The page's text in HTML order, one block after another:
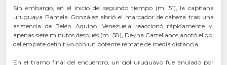
Sin embargo, en el inicio del segundo tiempo (m. 51), la capitana
uruguaya Pamela González abrió el marcador de cabeza tras una
asistencia de Belén Aquino. Venezuela reaccionó rápidamente y,
apenas siete minutos después (m. 58), Deyna Castellanos anotó el gol
del empate definitivo con un potente remate de media distancia.
En el tramo final del encuentro, un gol uruguayo fue anulado por